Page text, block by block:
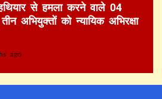
से हमला करने वाले 04
अभियुक्तों को न्यायिक अभिरक्षा
ago